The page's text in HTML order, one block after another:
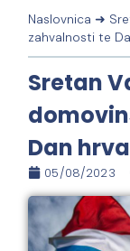
Naslovnica ➜
zahvalnosti te
Sretan
Dan
05/08/2023